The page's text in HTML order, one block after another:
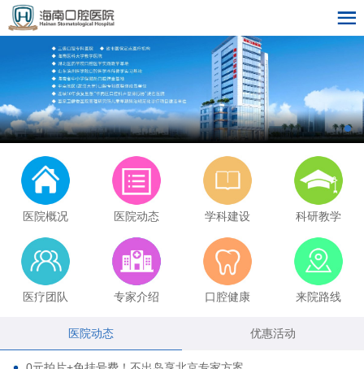
医院概况 医院动态 学科建设 科研教学
医疗团队 专家介绍 口腔健康 来院路线
医院动态 优惠活动